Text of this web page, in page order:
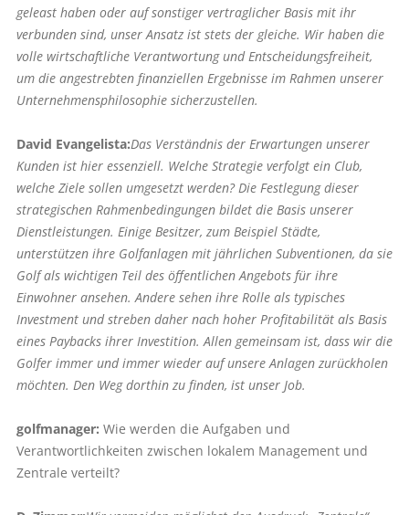
geleast haben oder auf sonstiger vertraglicher Basis mit ihr
verbunden sind, unser Ansatz ist stets der gleiche. Wir haben die
volle wirtschaftliche Verantwortung und Entscheidungsfreiheit,
um die angestrebten finanziellen Ergebnisse im Rahmen unserer
Unternehmensphilosophie sicherzustellen.
David Evangelista:Das Verständnis der Erwartungen unserer
Kunden ist hier essenziell. Welche Strategie verfolgt ein Club,
welche Ziele sollen umgesetzt werden? Die Festlegung dieser
strategischen Rahmenbedingungen bildet die Basis unserer
Dienstleistungen. Einige Besitzer, zum Beispiel Städte,
unterstützen ihre Golfanlagen mit jährlichen Subventionen, da sie
Golf als wichtigen Teil des öffentlichen Angebots für ihre
Einwohner ansehen. Andere sehen ihre Rolle als typisches
Investment und streben daher nach hoher Profitabilität als Basis
eines Paybacks ihrer Investition. Allen gemeinsam ist, dass wir die
Golfer immer und immer wieder auf unsere Anlagen zurückholen
möchten. Den Weg dorthin zu finden, ist unser Job.
golfmanager: Wie werden die Aufgaben und
Verantwortlichkeiten zwischen lokalem Management und
Zentrale verteilt?